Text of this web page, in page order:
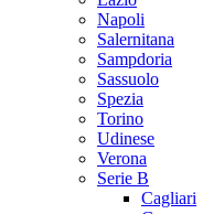
Napoli
Salernitana
Sampdoria
Sassuolo
Spezia
Torino
Udinese
Verona
Serie B
Cagliari